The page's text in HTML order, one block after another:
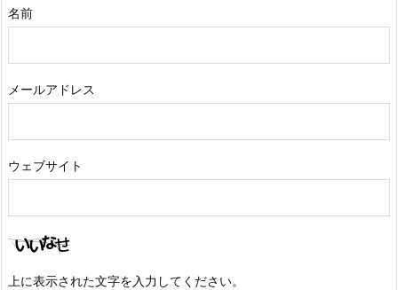
名前
メールアドレス
ウェブサイト
上に表示された文字を入力してください。